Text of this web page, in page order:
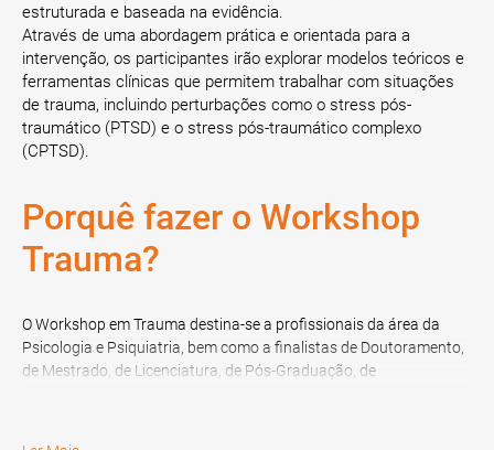
estruturada e baseada na evidência.
Através de uma abordagem prática e orientada para a
intervenção, os participantes irão explorar modelos teóricos e
ferramentas clínicas que permitem trabalhar com situações
de trauma, incluindo perturbações como o stress pós-
traumático (PTSD) e o stress pós-traumático complexo
(CPTSD).
Porquê fazer o Workshop
Trauma?
O Workshop em Trauma destina-se a profissionais da área da
Psicologia e Psiquiatria, bem como a finalistas de Doutoramento,
de Mestrado, de Licenciatura, de Pós-Graduação, de